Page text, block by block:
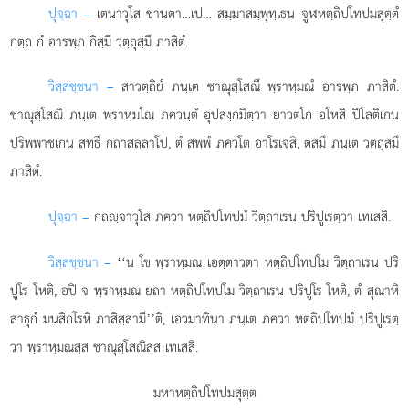
ปุจฺฉา – เตนาวุโสชานตา…เป… สมฺมาสมฺพุทฺเธน จูฬหตฺถิปโทปมสุตฺตํ
กตฺถ กํ อารพฺภ กิสฺมึ วตฺถุสฺมึ ภาสิตํ.
วิสฺสชฺชนา – สาวตฺถิยํ ภนฺเต ชาณุสฺโสณึ พฺราหฺมณํ อารพฺภ ภาสิตํ.
ชาณุสฺโสณิ ภนฺเต พฺราหฺมโณ ภควนฺตํ อุปสงฺกมิตฺวา ยาวตโก อโหสิ ปิโลติเกน
ปริพฺพาชเกน สทฺธึ กถาสลฺลาโป, ตํ สพฺพํ ภควโต อาโรเจสิ, ตสฺมึ ภนฺเต วตฺถุสฺมึ
ภาสิตํ.
ปุจฺฉา – กถฺจาวุโสภควา หตฺถิปโทปมํ วิตฺถาเรน ปริปูเรตฺวา เทเสสิ.
วิสฺสชฺชนา – ‘‘น โข พฺราหฺมณ เอตฺตาวตา หตฺถิปโทปโม วิตฺถาเรน ปริ
ปูโร โหติ, อปิ จ พฺราหฺมณ ยถา หตฺถิปโทปโม วิตฺถาเรน ปริปูโร โหติ, ตํ สุณาหิ
สาธุกํ มนสิกโรหิ ภาสิสฺสามี’’ติ, เอวมาทินา ภนฺเต ภควา หตฺถิปโทปมํ ปริปูเรตฺ
วา พฺราหฺมณสฺส ชาณุสฺโสณิสฺส เทเสสิ.
มหาหตฺถิปโทปมสุตฺต